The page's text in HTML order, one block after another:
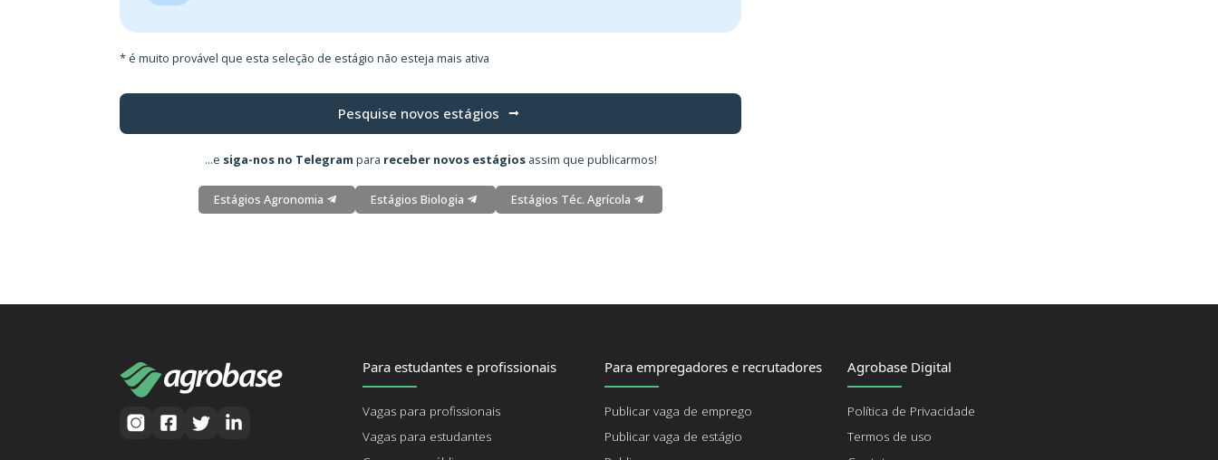
* é muito provável que esta seleção de estágio não esteja mais ativa
Pesquise novos estágios
...e siga-nos no Telegram para receber novos estágiosassim que publicarmos!
Estágios Agronomia Estágios Biologia Estágios Téc. Agrícola
Para estudantes e profissionais
Vagas para profissionais
Vagas para estudantes
Para empregadores e recrutadores
Publicar vaga de emprego
Publicar vaga de estágio
Agrobase Digital
Política de Privacidade
Termos de uso